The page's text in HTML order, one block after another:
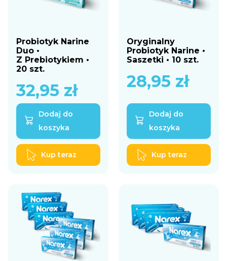
Probiotyk Narine
Duo •
Z Prebiotykiem •
20 szt.
32,95 zł
Dodaj do
koszyka
Kup teraz
Oryginalny
Probiotyk Narine •
Saszetki • 10 szt.
28,95 zł
Dodaj do
koszyka
Kup teraz